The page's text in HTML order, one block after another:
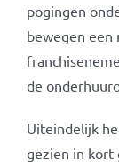
pogingen
bewegen een
de
Uiteindelijk
gezien in kort